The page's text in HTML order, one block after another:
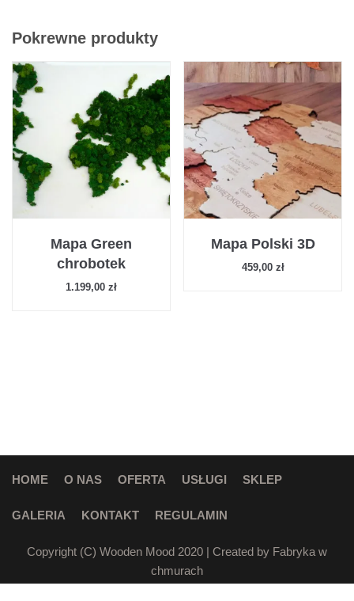
Pokrewne produkty
Mapa Green
chrobotek
1.199,00 zł
Mapa Polski 3D
459,00 zł
HOME O NAS OFERTA USŁUGI SKLEP
GALERIA KONTAKT REGULAMIN
Copyright (C) Wooden Mood 2020 | Created by Fabryka w
chmurach